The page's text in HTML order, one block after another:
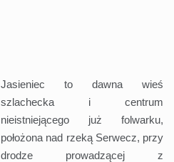
Jasieniec to dawna wieś
szlachecka i centrum
nieistniejącego już folwarku,
położona nad rzeką Serwecz, przy
drodze prowadzącej z